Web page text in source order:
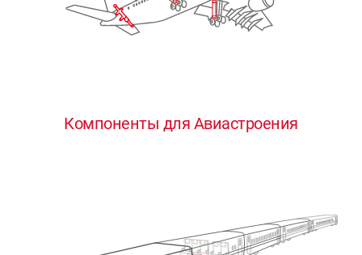
Компоненты для Авиастроения